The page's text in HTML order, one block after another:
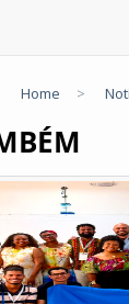
Home >